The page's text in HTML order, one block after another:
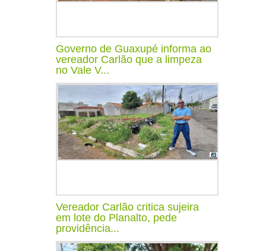
Governo de Guaxupé informa ao
vereador Carlão que a limpeza
no Vale V...
Vereador Carlão critica sujeira
em lote do Planalto, pede
providência...